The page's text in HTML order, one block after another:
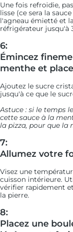
Une fois refroidie,
lisse (ce sera la
l'agneau émietté et
réfrigérateur jusqu'à
6:
Émincez
menthe et
Ajoutez le sucre
jusqu'à ce que le
Astuce : si le temps
cette sauce à la
la pizza, pour que la
7:
Allumez votre
Visez une
cuisson intérieure.
vérifier rapidement
la pierre.
8:
Placez une